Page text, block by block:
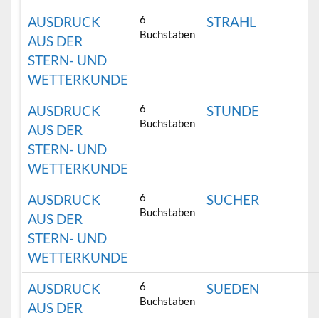
AUSDRUCK
AUS DER
STERN- UND
WETTERKUNDE
6
Buchstaben
STRAHL
AUSDRUCK
AUS DER
STERN- UND
WETTERKUNDE
6
Buchstaben
STUNDE
AUSDRUCK
AUS DER
STERN- UND
WETTERKUNDE
6
Buchstaben
SUCHER
AUSDRUCK
AUS DER
6
Buchstaben
SUEDEN